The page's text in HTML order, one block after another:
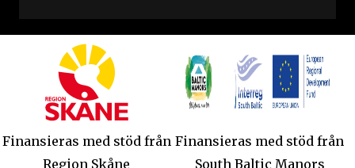
Finansieras med stöd från
Region Skåne
Finansieras med stöd från
South Baltic Manors